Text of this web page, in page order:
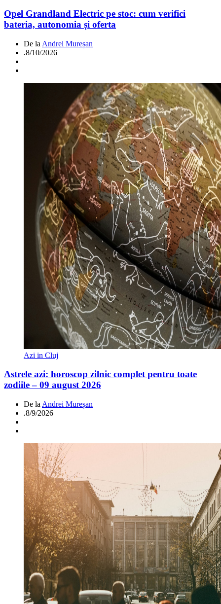
Opel Grandland Electric pe stoc: cum verifici
bateria, autonomia și oferta
De la Andrei Mureșan
.8/10/2026
Azi in Cluj
Astrele azi: horoscop zilnic complet pentru toate
zodiile – 09 august 2026
De la Andrei Mureșan
.8/9/2026